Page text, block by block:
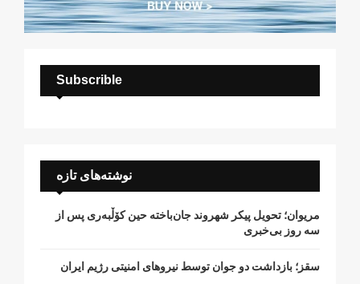
Subscrible
نوشته‌های تازه
مریوان؛ تحویل پیکر شهروند جان‌باخته حین کۆڵبەری پس از
سە روز بی‌خبری
سقز؛ بازداشت دو جوان توسط نیروهای امنیتی رژیم ایران